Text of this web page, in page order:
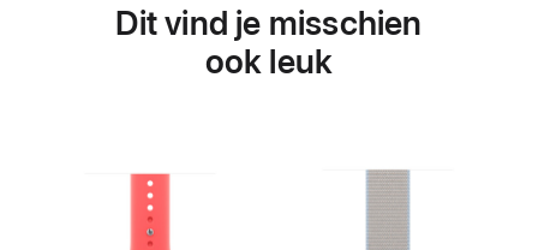
Dit vind je misschien
ook leuk